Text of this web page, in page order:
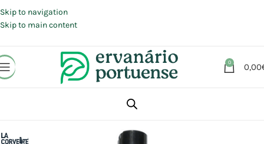
Skip to navigation
Skip to main content
0 0,00
Animais | Casa | Lar